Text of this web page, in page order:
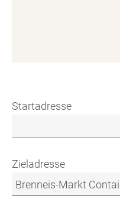
Startadresse
Zieladresse